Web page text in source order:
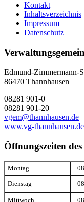
Kontakt
Inhaltsverzeichnis
Impressum
Datenschutz
Edmund-Zimmermann-
86470 Thannhausen
08281 901-0
08281 901-20
vgem@thannhausen.de
www.vg-thannhausen.de
Öffnungszeiten
Montag
Dienstag